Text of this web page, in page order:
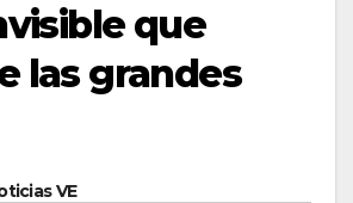
que
las grandes
VE